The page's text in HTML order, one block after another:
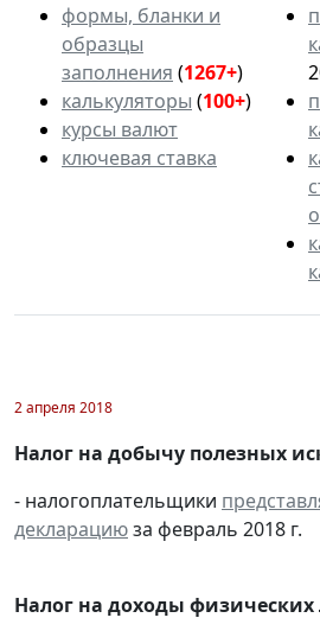
формы, бланки и
образцы
заполнения (1267+)
калькуляторы (100+)
курсы валют
ключевая ставка
2 апреля 2018
Налог на добычу полезных
- налогоплательщики
декларациюза февраль 2018 г.
Налог на доходы физических